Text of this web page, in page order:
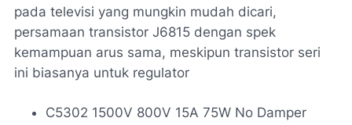
pada televisi yang mungkin mudah dicari,
persamaan transistor J6815 dengan spek
kemampuan arus sama, meskipun transistor seri
ini biasanya untuk regulator
C5302 1500V 800V 15A 75W No Damper